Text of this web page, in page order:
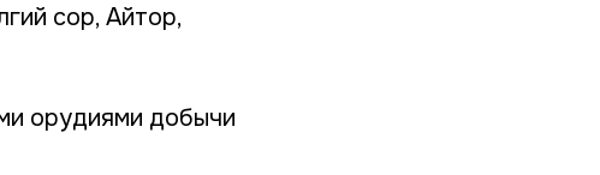
сор, Айтор,
орудиями добычи